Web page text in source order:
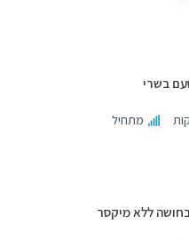
בשרי
מתחיל
ללא מיקסר